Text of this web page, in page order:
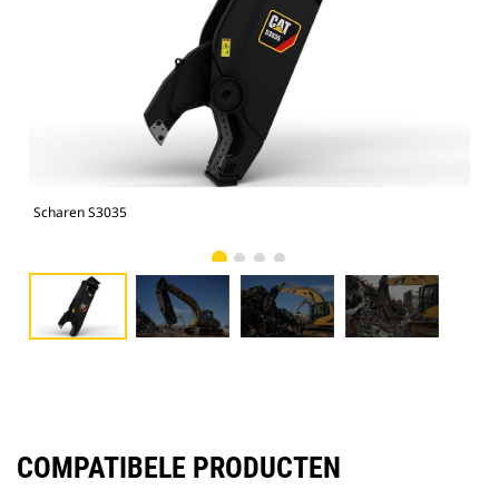
Scharen S3035
COMPATIBELE PRODUCTEN